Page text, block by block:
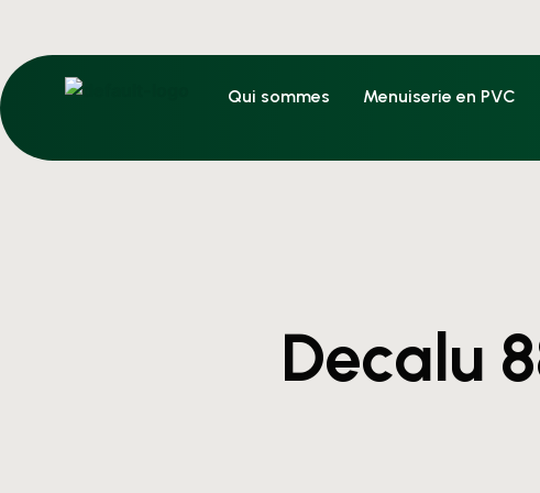
Qui sommes Menuiserie en PVC
Decalu